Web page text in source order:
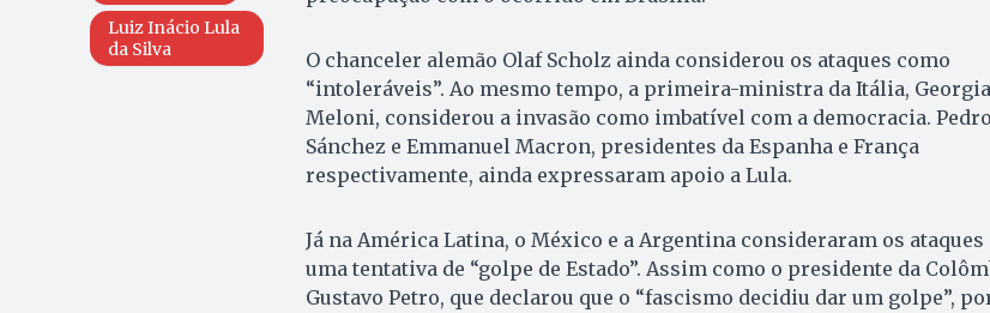
Luiz Inácio Lula
da Silva
O chanceler alemão Olaf Scholz ainda considerou os ataques como
“intoleráveis”. Ao mesmo tempo, a primeira-ministra da Itália, Georgia
Meloni, considerou a invasão como imbatível com a democracia. Pedro
Sánchez e Emmanuel Macron, presidentes da Espanha e França
respectivamente, ainda expressaram apoio a Lula.
Já na América Latina, o México e a Argentina consideraram os ataques
uma tentativa de “golpe de Estado”. Assim como o presidente da
Gustavo Petro, que declarou que o “fascismo decidiu dar um golpe”,